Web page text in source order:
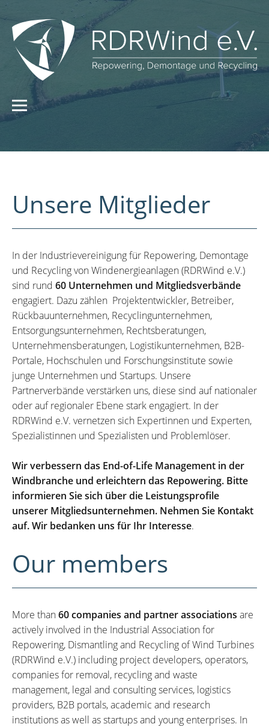
Unsere Mitglieder
In der Industrievereinigung für Repowering, Demontage
und Recycling von Windenergieanlagen (RDRWind e.V.)
sind rund 60 Unternehmen und Mitgliedsverbände
engagiert. Dazu zählen Projektentwickler, Betreiber,
Rückbauunternehmen, Recyclingunternehmen,
Entsorgungsunternehmen, Rechtsberatungen,
Unternehmensberatungen, Logistikunternehmen, B2B-
Portale, Hochschulen und Forschungsinstitute sowie
junge Unternehmen und Startups. Unsere
Partnerverbände verstärken uns, diese sind auf nationaler
oder auf regionaler Ebene stark engagiert. In der
RDRWind e.V. vernetzen sich Expertinnen und Experten,
Spezialistinnen und Spezialisten und Problemlöser.
Wir verbessern das End-of-Life Management in der
Windbranche und erleichtern das Repowering. Bitte
informieren Sie sich über die Leistungsprofile
unserer Mitgliedsunternehmen. Nehmen Sie Kontakt
auf. Wir bedanken uns für Ihr Interesse.
Our members
More than60 companies and partner associations are
actively involved in the Industrial Association for
Repowering, Dismantling and Recycling of Wind Turbines
(RDRWind e.V.) including project developers, operators,
companies for removal, recycling and waste
management, legal and consulting services, logistics
providers, B2B portals, academic and research
institutions as well as startups and young enterprises. In